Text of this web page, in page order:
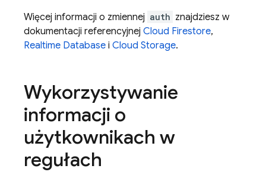
Więcej informacji o zmiennej auth znajdziesz w
dokumentacji referencyjnej Cloud Firestore,
Realtime Database i Cloud Storage.
Wykorzystywanie
informacji o
użytkownikach w
regułach